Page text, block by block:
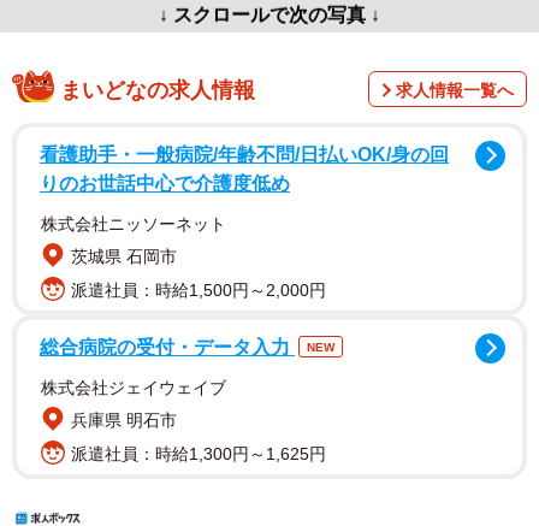
↓ スクロールで次の写真 ↓
まいどなの求人情報 求人情報一覧へ
看護助手・一般病院/年齢不問/日払いOK/身の回
りのお世話中心で介護度低め
株式会社ニッソーネット
茨城県 石岡市
派遣社員：時給1,500円～2,000円
総合病院の受付・データ入力 NEW
株式会社ジェイウェイブ
兵庫県 明石市
派遣社員：時給1,300円～1,625円